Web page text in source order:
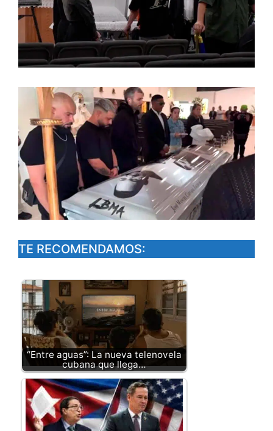
TE RECOMENDAMOS:
“Entre aguas”: La nueva telenovela
cubana que llega…